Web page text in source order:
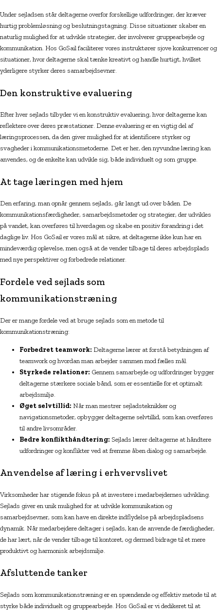
Under sejladsen står deltagerne overfor forskellige udfordringer, der kræver
hurtig problemløsning og beslutningstagning. Disse situationer skaber en
naturlig mulighed for at udvikle strategier, der involverer gruppearbejde og
kommunikation. Hos GoSail faciliterer vores instruktører sjove konkurrencer og
situationer, hvor deltagerne skal tænke kreativt og handle hurtigt, hvilket
yderligere styrker deres samarbejdsevner.
Den konstruktive evaluering
Efter hver sejlads tilbyder vi en konstruktiv evaluering, hvor deltagerne kan
reflektere over deres præstationer. Denne evaluering er en vigtig del af
læringsprocessen, da den giver mulighed for at identificere styrker og
svagheder i kommunikationsmetoderne. Det er her, den nyvundne læring kan
anvendes, og de enkelte kan udvikle sig, både individuelt og som gruppe.
At tage læringen med hjem
Den erfaring, man opnår gennem sejlads, går langt ud over båden. De
kommunikationsfærdigheder, samarbejdsmetoder og strategier, der udvikles
på vandet, kan overføres til hverdagen og skabe en positiv forandring i det
daglige liv. Hos GoSail er vores mål at sikre, at deltagerne ikke kun har en
mindeværdig oplevelse, men også at de vender tilbage til deres arbejdsplads
med nye perspektiver og forbedrede relationer.
Fordele ved sejlads som
kommunikationstræning
Der er mange fordele ved at bruge sejlads som en metode til
kommunikationstræning:
Forbedret teamwork: Deltagerne lærer at forstå betydningen af
teamwork og hvordan man arbejder sammen mod fælles mål.
Styrkede relationer: Gennem samarbejde og udfordringer bygger
deltagerne stærkere sociale bånd, som er essentielle for et optimalt
arbejdsmiljø.
Øget selvtillid: Når man mestrer sejladsteknikker og
navigationsmetoder, opbygger deltagerne selvtillid, som kan overføres
til andre livsområder.
Bedre konflikthåndtering: Sejlads lærer deltagerne at håndtere
udfordringer og konflikter ved at fremme åben dialog og samarbejde.
Anvendelse af læring i erhvervslivet
Virksomheder har stigende fokus på at investere i medarbejdernes udvikling.
Sejlads giver en unik mulighed for at udvikle kommunikation og
samarbejdsevner, som kan have en direkte indflydelse på arbejdspladsens
dynamik. Når medarbejdere deltager i sejlads, kan de anvende de færdigheder,
de har lært, når de vender tilbage til kontoret, og dermed bidrage til et mere
produktivt og harmonisk arbejdsmiljø.
Afsluttende tanker
Sejlads som kommunikationstræning er en spændende og effektiv metode til at
styrke både individuelt og gruppearbejde. Hos GoSail er vi dedikeret til at